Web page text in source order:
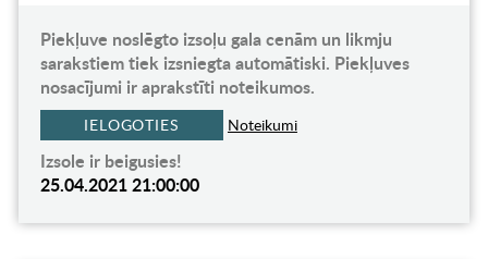
Piekļuve noslēgto izsoļu gala cenām un likmju
sarakstiem tiek izsniegta automātiski. Piekļuves
nosacījumi ir aprakstīti noteikumos.
IELOGOTIES Noteikumi
Izsole ir beigusies!
25.04.2021 21:00:00